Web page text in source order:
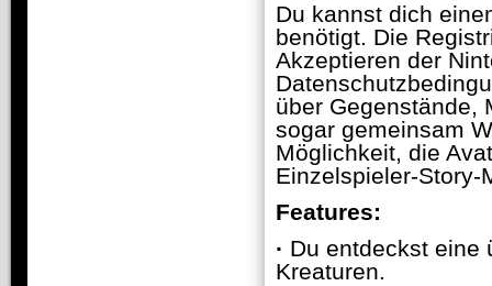
Du kannst dich
benötigt. Die
Akzeptieren der
über Gegenstände,
sogar gemeinsam
Möglichkeit, die
Einzelspieler-Story-
Features:
· Du entdeckst eine
Kreaturen.